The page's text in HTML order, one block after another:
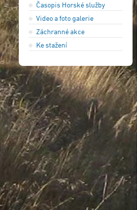
Časopis Horské služby
Video a foto galerie
Záchranné akce
Ke stažení